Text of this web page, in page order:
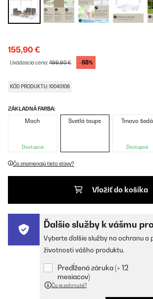
155,90 €
Uvádzacia cena:499,90 € -68%
KÓD PRODUKTU: 10040106
ZÁKLADNÁ FARBA:
Mach
Dostupné
Svetlá taupe Tmavo šedá
Dostupné
Čo znamenajú tieto stavy?
Vložiť do košíka
Ďalšie služby k vášmu
Vyberte ďalšie služby na ochranu a
životnosti vášho produktu.
Predĺžená záruka (+ 12
mesiacov)
Čo je zahrnuté?